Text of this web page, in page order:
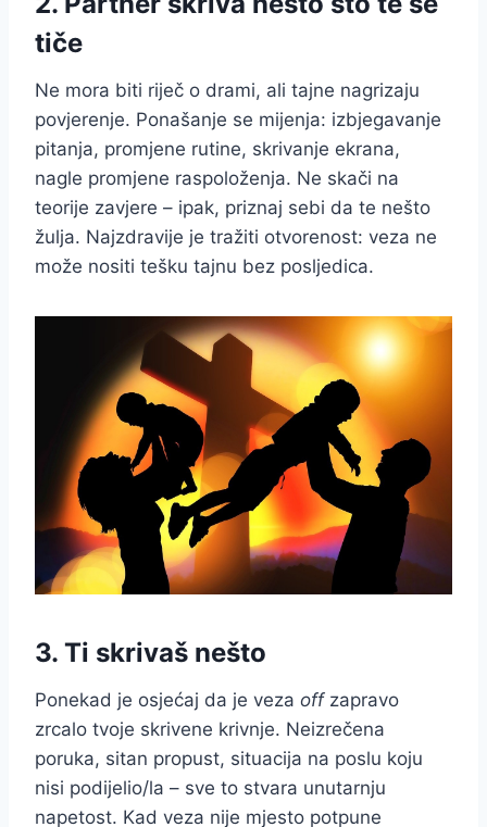
tiče
Ne mora biti riječ o drami, ali tajne nagrizaju
povjerenje. Ponašanje se mijenja: izbjegavanje
pitanja, promjene rutine, skrivanje ekrana,
nagle promjene raspoloženja. Ne skači na
teorije zavjere – ipak, priznaj sebi da te nešto
žulja. Najzdravije je tražiti otvorenost: veza ne
može nositi tešku tajnu bez posljedica.
3. Ti skrivaš nešto
Ponekad je osjećaj da je veza offzapravo
zrcalo tvoje skrivene krivnje. Neizrečena
poruka, sitan propust, situacija na poslu koju
nisi podijelio/la – sve to stvara unutarnju
napetost. Kad veza nije mjesto potpune